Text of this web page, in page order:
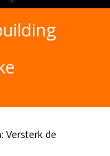
Versterk de